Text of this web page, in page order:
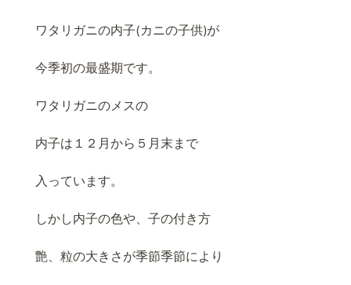
ワタリガニの内子(カニの子供)が
今季初の最盛期です。
ワタリガニのメスの
内子は１２月から５月末まで
入っています。
しかし内子の色や、子の付き方
艶、粒の大きさが季節季節により